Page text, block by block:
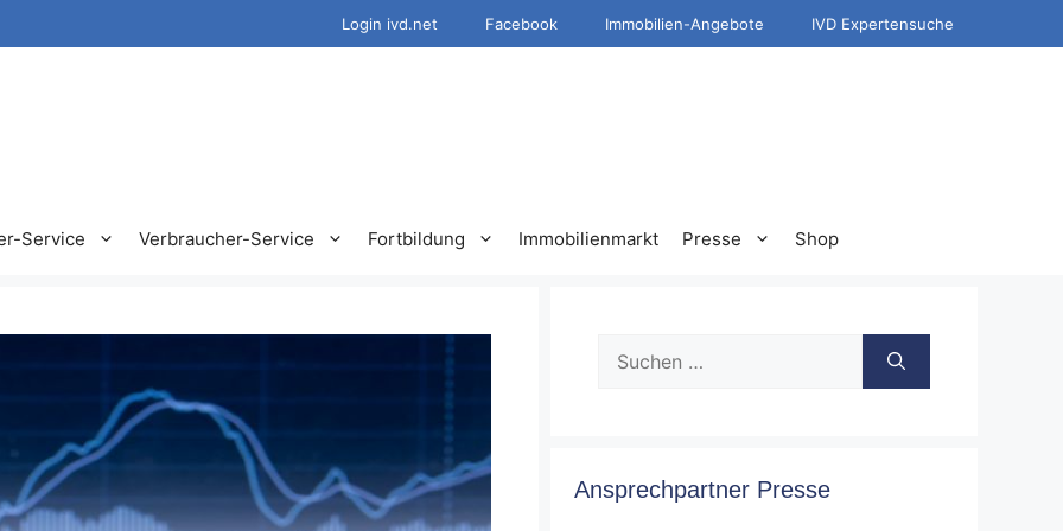
Login ivd.net Facebook Immobilien-Angebote IVD Expertensuche
Service Verbraucher-Service Fortbildung Immobilienmarkt Presse Shop
nach:
Ansprechpartner Presse